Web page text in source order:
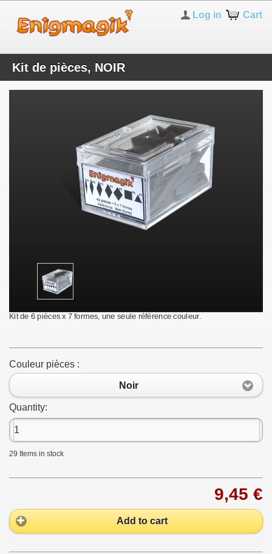
Cart
Log in
Kit de pièces, NOIR
Kit de 6 pièces x 7 formes, une seule référence couleur.
Couleur pièces :
Noir
Quantity:
29 Items in stock
9,45 €
Add to cart